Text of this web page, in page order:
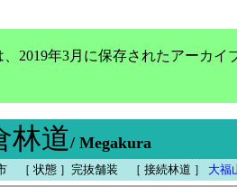
、2019年3月に保存されたアーカ
道/ Megakura
［ 状態 ］完抜舗装 ［ 接続林道 ］ 大福